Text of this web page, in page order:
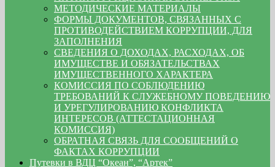
МЕТОДИЧЕСКИЕ МАТЕРИАЛЫ
ФОРМЫ ДОКУМЕНТОВ, СВЯЗАННЫХ С
ПРОТИВОДЕЙСТВИЕМ КОРРУПЦИИ, ДЛЯ
ЗАПОЛНЕНИЯ
СВЕДЕНИЯ О ДОХОДАХ, РАСХОДАХ, ОБ
ИМУЩЕСТВЕ И ОБЯЗАТЕЛЬСТВАХ
ИМУЩЕСТВЕННОГО ХАРАКТЕРА
КОМИССИЯ ПО СОБЛЮДЕНИЮ
ТРЕБОВАНИЙ К СЛУЖЕБНОМУ ПОВЕДЕНИЮ
И УРЕГУЛИРОВАНИЮ КОНФЛИКТА
ИНТЕРЕСОВ (АТТЕСТАЦИОННАЯ
КОМИССИЯ)
ОБРАТНАЯ СВЯЗЬ ДЛЯ СООБЩЕНИЙ О
ФАКТАХ КОРРУПЦИИ
Путевки в ВДЦ “Океан”, “Артек”